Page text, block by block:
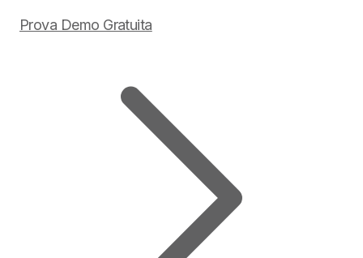
Prova Demo Gratuita